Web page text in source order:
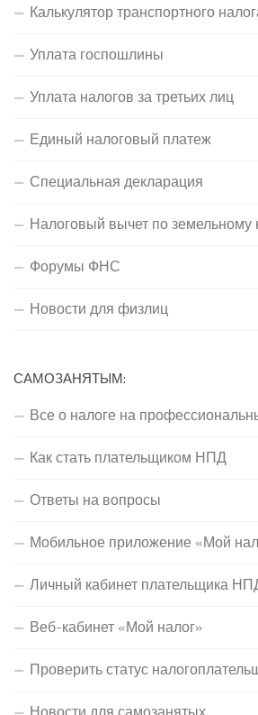
Калькулятор транспортного
Уплата госпошлины
Уплата налогов за третьих лиц
Единый налоговый платеж
Специальная декларация
Налоговый вычет по земельному
Форумы ФНС
Новости для физлиц
САМОЗАНЯТЫМ:
Все о налоге на
Как стать плательщиком НПД
Ответы на вопросы
Мобильное приложение «Мой
Личный кабинет плательщика
Веб-кабинет «Мой налог»
Проверить статус